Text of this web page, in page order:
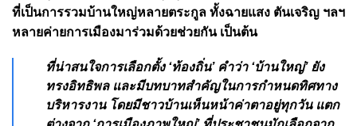
ที่เป็นการรวมบ้านใหญ่หลายตระกูล ทั้งฉายแสง ตันเจริญ ฯลฯ
หลายค่ายการเมืองมาร่วมด้วยช่วยกัน เป็นต้น
ที่น่าสนใจการเลือกตั้ง ‘ท้องถิ่น’ คำว่า ‘บ้านใหญ่’ ยัง
ทรงอิทธิพล และมีบทบาทสำคัญในการกำหนดทิศทาง
บริหารงาน โดยมีชาวบ้านเห็นหน้าค่าตาอยู่ทุกวัน แตก